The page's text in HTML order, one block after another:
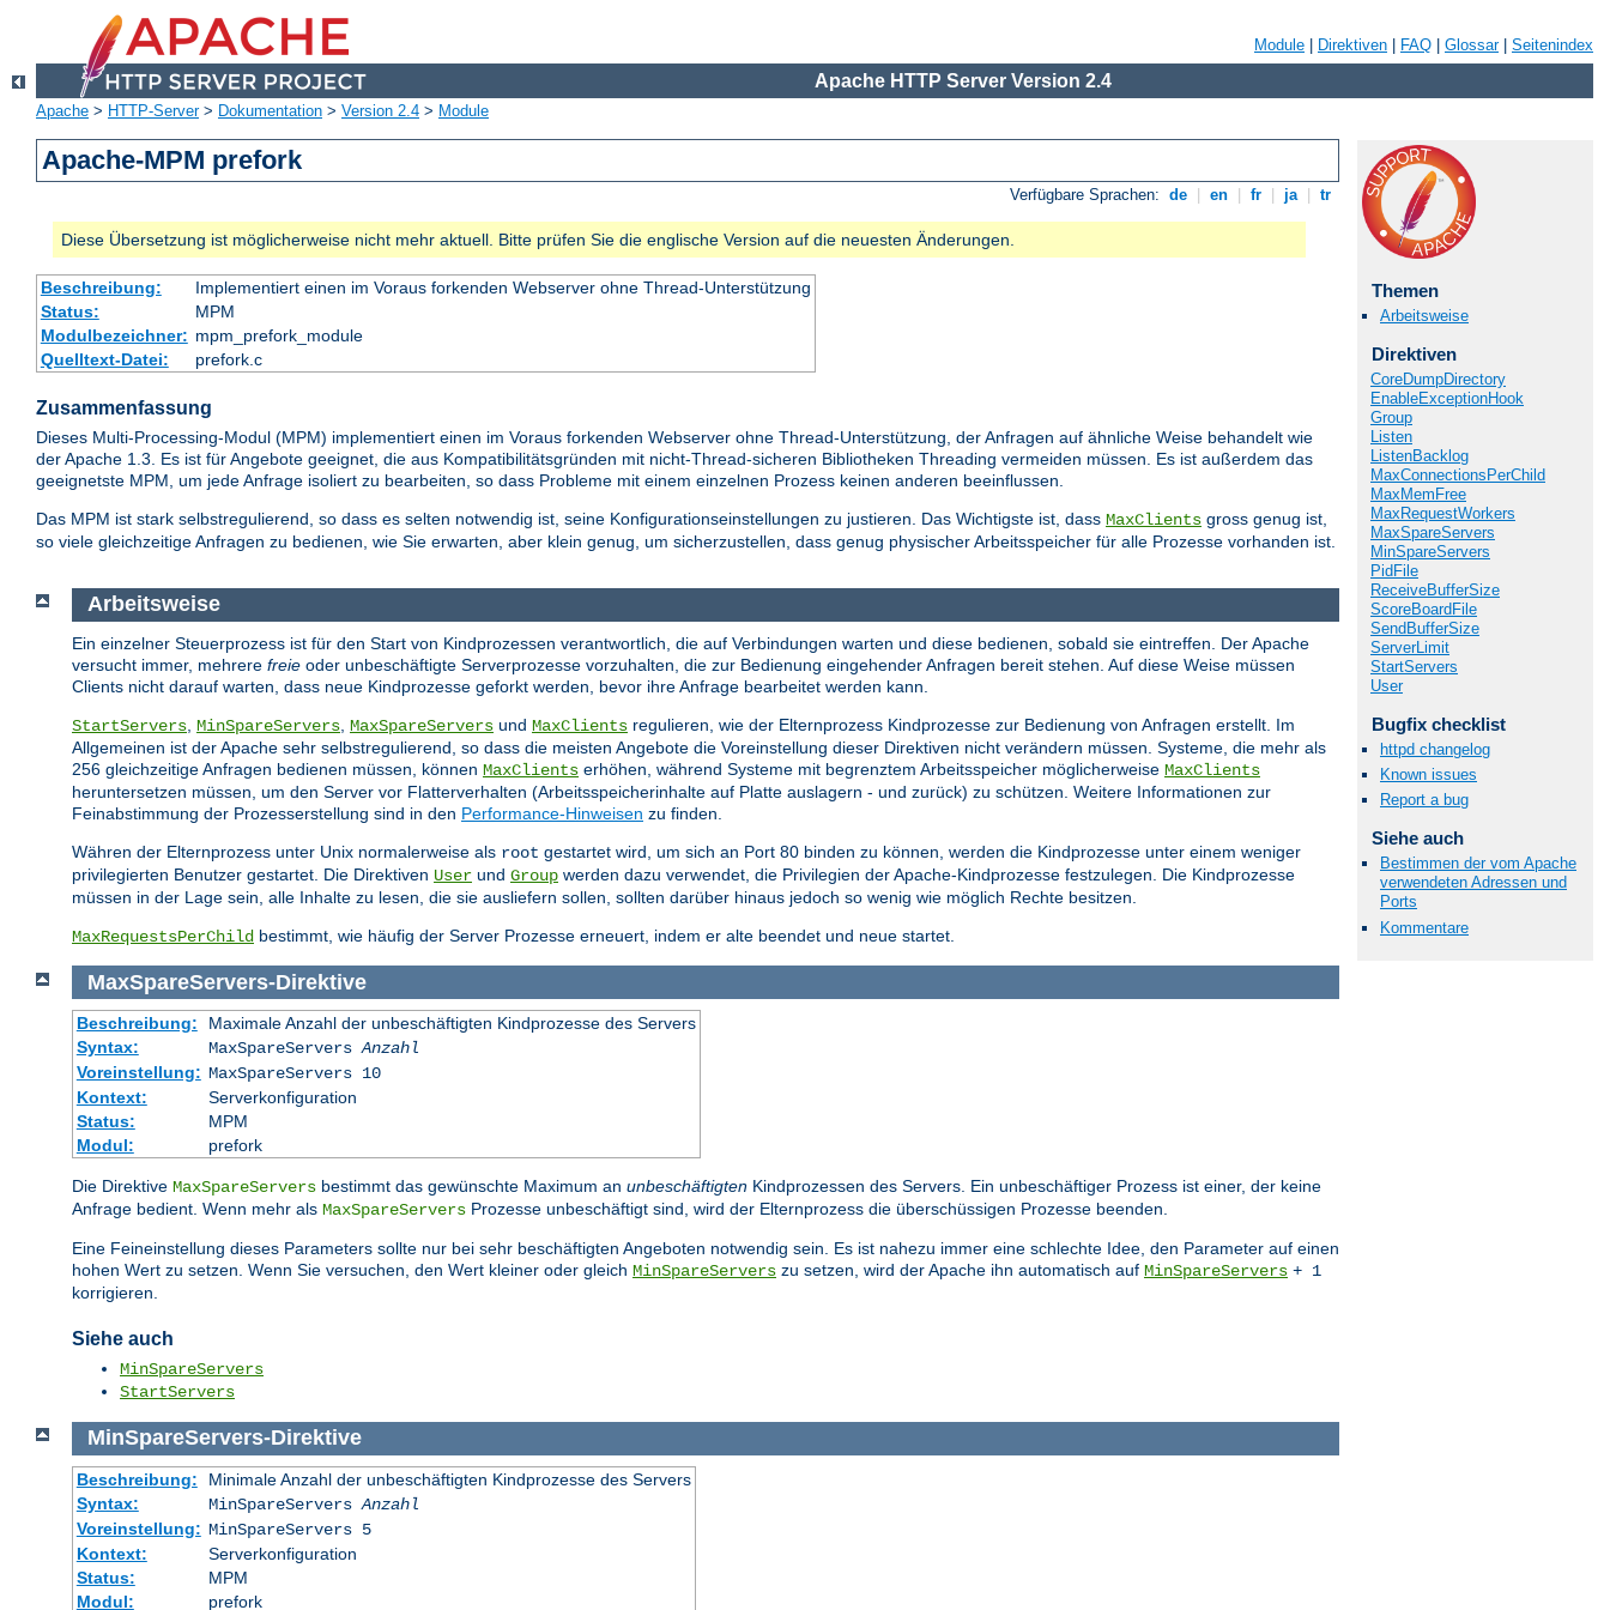
Module Direktiven FAQ Glossar| Seitenindex
Apache HTTP Server Version 2.4
Apache > HTTP-Server> Dokumentation > Version 2.4 > Module
Apache-MPM prefork
Verfügbare Sprachen: de en fr ja tr
Diese Übersetzung ist möglicherweise nicht mehr aktuell. Bitte prüfen Sie die englische Version auf die neuesten Änderungen.
Beschreibung:
Implementiert einen im Voraus forkenden Webserver ohne Thread-Unterstützung
Status:
MPM
Modulbezeichner: mpm_prefork_module
Quelltext-Datei:
prefork.c
Zusammenfassung
Dieses Multi-Processing-Modul (MPM) implementiert einen im Voraus forkenden Webserver ohne Thread-Unterstützung, der Anfragen auf ähnliche Weise behandelt wie
der Apache 1.3. Es ist für Angebote geeignet, die aus Kompatibilitätsgründen mit nicht-Thread-sicheren Bibliotheken Threading vermeiden müssen. Es ist außerdem das
geeignetste MPM, um jede Anfrage isoliert zu bearbeiten, so dass Probleme mit einem einzelnen Prozess keinen anderen beeinflussen.
Das MPM ist stark selbstregulierend, so dass es selten notwendig ist, seine Konfigurationseinstellungen zu justieren. Das Wichtigste ist, dass MaxClients gross genug ist,
so viele gleichzeitige Anfragen zu bedienen, wie Sie erwarten, aber klein genug, um sicherzustellen, dass genug physischer Arbeitsspeicher für alle Prozesse vorhanden ist.
Themen
Arbeitsweise
Direktiven
CoreDumpDirectory
EnableExceptionHook
Group
Listen
ListenBacklog
MaxConnectionsPerChild
MaxMemFree
MaxRequestWorkers
MaxSpareServers
MinSpareServers
PidFile
ReceiveBufferSize
ScoreBoardFile
SendBufferSize
ServerLimit
StartServers
User
Bugfix checklist
httpd changelog
Known issues
Report a bug
Siehe auch
Bestimmen der vom Apache
verwendeten Adressen und
Ports
Kommentare
Arbeitsweise
Ein einzelner Steuerprozess ist für den Start von Kindprozessen verantwortlich, die auf Verbindungen warten und diese bedienen, sobald sie eintreffen. Der Apache
versucht immer, mehrere freie oder unbeschäftigte Serverprozesse vorzuhalten, die zur Bedienung eingehender Anfragen bereit stehen. Auf diese Weise müssen
Clients nicht darauf warten, dass neue Kindprozesse geforkt werden, bevor ihre Anfrage bearbeitet werden kann.
StartServers MinSpareServers MaxSpareServers und MaxClients regulieren, wie der Elternprozess Kindprozesse zur Bedienung von Anfragen erstellt. Im
Allgemeinen ist der Apache sehr selbstregulierend, so dass die meisten Angebote die Voreinstellung dieser Direktiven nicht verändern müssen. Systeme, die mehr als
256 gleichzeitige Anfragen bedienen müssen, können MaxClients erhöhen, während Systeme mit begrenztem Arbeitsspeicher möglicherweise MaxClients
heruntersetzen müssen, um den Server vor Flatterverhalten (Arbeitsspeicherinhalte auf Platte auslagern - und zurück) zu schützen. Weitere Informationen zur
Feinabstimmung der Prozesserstellung sind in den Performance-Hinweisen zu finden.
Währen der Elternprozess unter Unix normalerweise als root gestartet wird, um sich an Port 80 binden zu können, werden die Kindprozesse unter einem weniger
privilegierten Benutzer gestartet. Die Direktiven User und Group werden dazu verwendet, die Privilegien der Apache-Kindprozesse festzulegen. Die Kindprozesse
müssen in der Lage sein, alle Inhalte zu lesen, die sie ausliefern sollen, sollten darüber hinaus jedoch so wenig wie möglich Rechte besitzen.
MaxRequestsPerChild bestimmt, wie häufig der Server Prozesse erneuert, indem er alte beendet und neue startet.
MaxSpareServers-Direktive
Beschreibung:
Maximale Anzahl der unbeschäftigten Kindprozesse des Servers
Syntax:
MaxSpareServersAnzahl
Voreinstellung: MaxSpareServers 10
Kontext:
Serverkonfiguration
Status:
MPM
Modul:
prefork
Die Direktive MaxSpareServers bestimmt das gewünschte Maximum an unbeschäftigten Kindprozessen des Servers. Ein unbeschäftiger Prozess ist einer, der keine
Anfrage bedient. Wenn mehr als MaxSpareServers Prozesse unbeschäftigt sind, wird der Elternprozess die überschüssigen Prozesse beenden.
Eine Feineinstellung dieses Parameters sollte nur bei sehr beschäftigten Angeboten notwendig sein. Es ist nahezu immer eine schlechte Idee, den Parameter auf einen
hohen Wert zu setzen. Wenn Sie versuchen, den Wert kleiner oder gleich MinSpareServers zu setzen, wird der Apache ihn automatisch auf MinSpareServers + 1
korrigieren.
Siehe auch
MinSpareServers
StartServers
MinSpareServers-Direktive
Beschreibung:
Minimale Anzahl der unbeschäftigten Kindprozesse des Servers
Syntax:
MinSpareServersAnzahl
Voreinstellung: MinSpareServers 5
Kontext:
Serverkonfiguration
Status:
MPM
Modul:
prefork